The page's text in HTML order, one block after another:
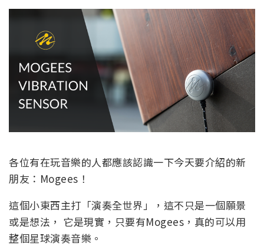
各位有在玩音樂的人都應該認識一下今天要介紹的新
朋友：Mogees！
這個小東西主打「演奏全世界」，這不只是一個願景
或是想法， 它是現實，只要有Mogees，真的可以用
整個星球演奏音樂。